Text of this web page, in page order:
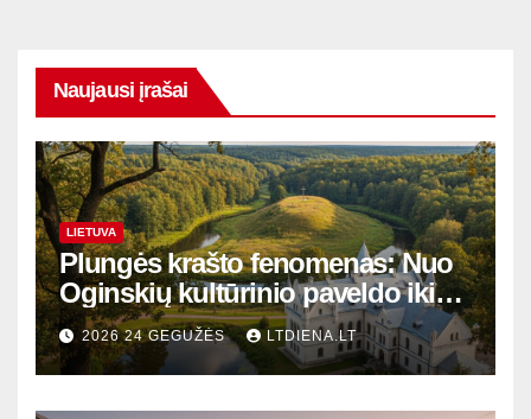
Naujausi įrašai
LIETUVA
Plungės krašto fenomenas: Nuo
Oginskių kultūrinio paveldo iki
Žemaitijos gamtos perlų
2026 24 GEGUŽĖS LTDIENA.LT